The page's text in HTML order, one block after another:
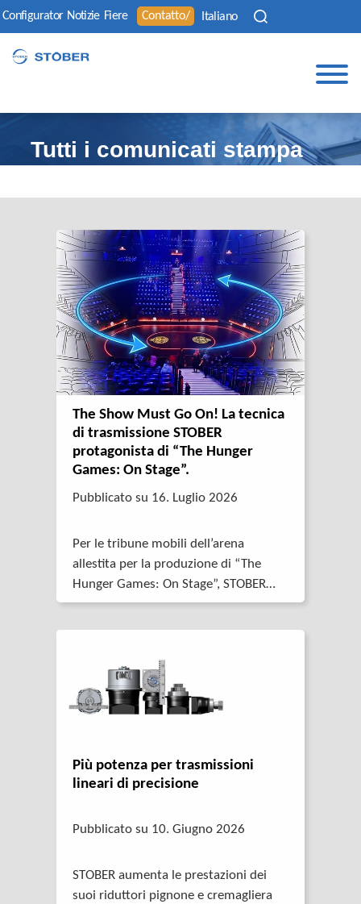
Configurator Notizie Fiere Contatto/ Italiano
Tutti i comunicati stampa
The Show Must Go On! La tecnica
di trasmissione STOBER
protagonista di “The Hunger
Games: On Stage”.
Pubblicato su 16. Luglio 2026
Per le tribune mobili dell’arena
allestita per la produzione di “The
Hunger Games: On Stage”, STOBER
fornisce riduttori coppia conica della
modo pressoché silenzioso.
Più potenza per trasmissioni
lineari di precisione
Pubblicato su 10. Giugno 2026
STOBER aumenta le prestazioni dei
suoi riduttori pignone e cremagliera